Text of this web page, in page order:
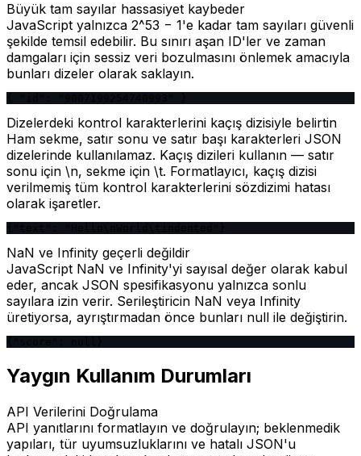
Büyük tam sayılar hassasiyet kaybeder
JavaScript yalnızca 2^53 − 1'e kadar tam sayıları güvenli
şekilde temsil edebilir. Bu sınırı aşan ID'ler ve zaman
damgaları için sessiz veri bozulmasını önlemek amacıyla
bunları dizeler olarak saklayın.
Dizelerdeki kontrol karakterlerini kaçış dizisiyle belirtin
Ham sekme, satır sonu ve satır başı karakterleri JSON
dizelerinde kullanılamaz. Kaçış dizileri kullanın — satır
sonu için \n, sekme için \t. Formatlayıcı, kaçış dizisi
verilmemiş tüm kontrol karakterlerini sözdizimi hatası
olarak işaretler.
NaN ve Infinity geçerli değildir
JavaScript NaN ve Infinity'yi sayısal değer olarak kabul
eder, ancak JSON spesifikasyonu yalnızca sonlu
sayılara izin verir. Serileştiricin NaN veya Infinity
üretiyorsa, ayrıştırmadan önce bunları null ile değiştirin.
Yaygın Kullanım Durumları
API Verilerini Doğrulama
API yanıtlarını formatlayın ve doğrulayın; beklenmedik
yapıları, tür uyumsuzluklarını ve hatalı JSON'u